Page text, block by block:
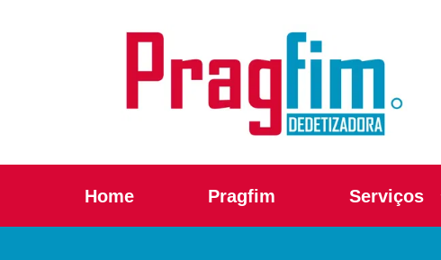
Home Pragfim Serviços